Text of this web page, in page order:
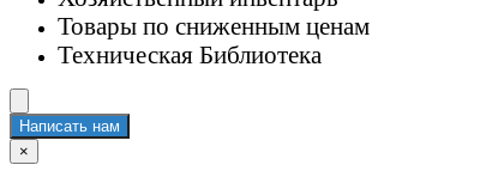
Товары по сниженным ценам
Техническая Библиотека
Написать нам
×